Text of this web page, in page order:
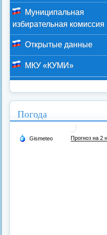
Муниципальная
избирательная комиссия
Открытые данные
МКУ «КУМИ»
Погода